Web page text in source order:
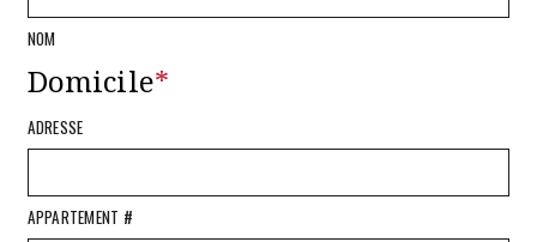
NOM
Domicile*
ADRESSE
APPARTEMENT #